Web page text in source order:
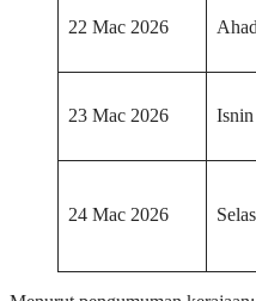
22 Mac 2026 Ahad
23 Mac 2026 Isnin
24 Mac 2026